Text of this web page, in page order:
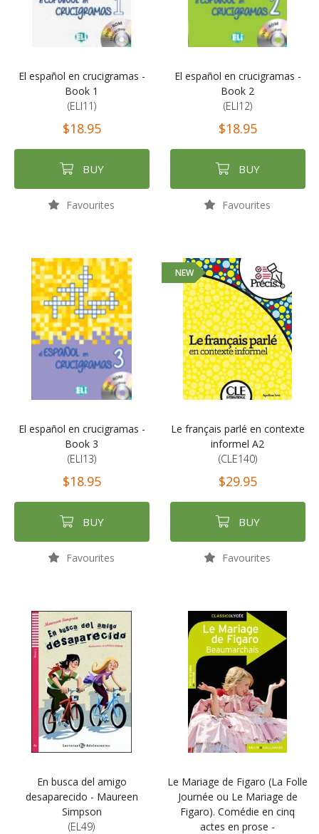
El español en crucigramas -
Book 1
(ELI11)
$18.95
BUY
Favourites
El español en crucigramas -
Book 2
(ELI12)
$18.95
BUY
Favourites
El español en crucigramas -
Book 3
(ELI13)
$18.95
BUY
Favourites
NEW
Le français parlé en contexte
informel A2
(CLE140)
$29.95
BUY
Favourites
En busca del amigo
desaparecido - Maureen
Simpson
(EL49)
Le Mariage de Figaro (La Folle
Journée ou Le Mariage de
Figaro). Comédie en cinq
actes en prose -